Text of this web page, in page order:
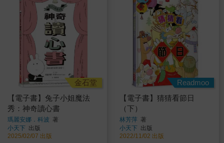
金石堂
【電子書】兔子小姐魔法
秀：神奇讀心書
瑪麗安娜．科波 著
小天下 出版
2025/02/07 出版
Readmoo
【電子書】猜猜看節日
（下）
林芳萍 著
小天下 出版
2022/11/02 出版